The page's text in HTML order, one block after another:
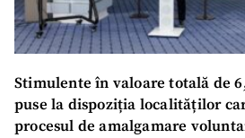
Stimulente în valoare totală de
puse la dispoziția localităților
procesul de amalgamare